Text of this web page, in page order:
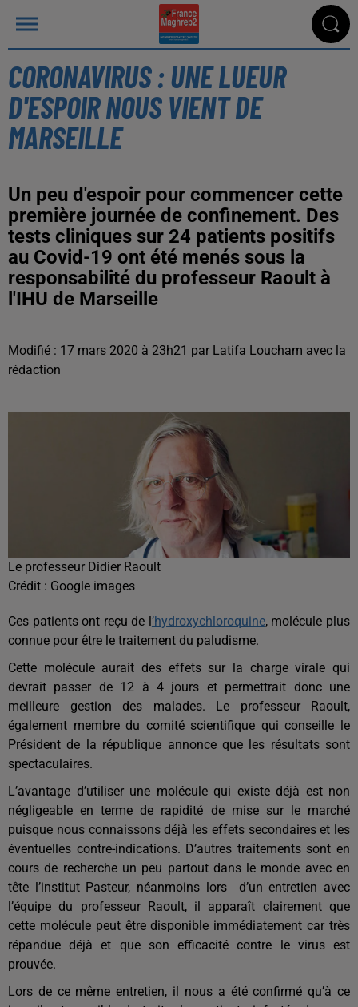
CORONAVIRUS : UNE LUEUR
D'ESPOIR NOUS VIENT DE
MARSEILLE
Un peu d'espoir pour commencer cette
première journée de confinement. Des
tests cliniques sur 24 patients positifs
au Covid-19 ont été menés sous la
responsabilité du professeur Raoult à
l'IHU de Marseille
Modifié : 17 mars 2020 à 23h21 par Latifa Loucham avec la
rédaction
Le professeur Didier Raoult
Crédit : Google images
Ces patients ont reçu de l’hydroxychloroquine, molécule plus
connue pour être le traitement du paludisme.
Cette molécule aurait des effets sur la charge virale qui
devrait passer de 12 à 4 jours et permettrait donc une
meilleure gestion des malades. Le professeur Raoult,
également membre du comité scientifique qui conseille le
Président de la république annonce que les résultats sont
spectaculaires.
L’avantage d’utiliser une molécule qui existe déjà est non
négligeable en terme de rapidité de mise sur le marché
puisque nous connaissons déjà les effets secondaires et les
éventuelles contre-indications. D’autres traitements sont en
cours de recherche un peu partout dans le monde avec en
tête l’institut Pasteur, néanmoins lors d’un entretien avec
l’équipe du professeur Raoult, il apparaît clairement que
cette molécule peut être disponible immédiatement car très
répandue déjà et que son efficacité contre le virus est
prouvée.
Lors de ce même entretien, il nous a été confirmé qu’à ce